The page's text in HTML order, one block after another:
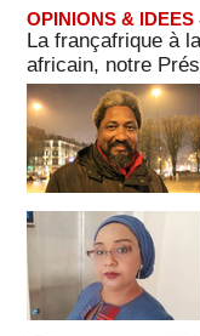
records en Europe
06/08/2026 -
Soudan du Sud :
accès à leur client
06/08/2026 -
France-Algérie:
policière contre le
06/08/2026 -
Guinée :
tensions politiques
06/08/2026 -
Bénin: le nouveau
OPINIONS & IDEES
La françafrique à
africain, notre